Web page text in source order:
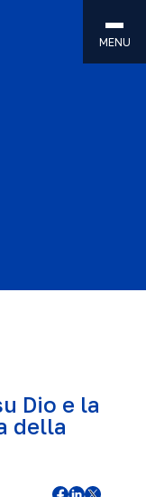
MENU
Dio e la
della